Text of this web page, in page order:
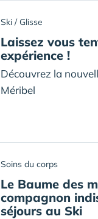
Ski / Glisse
Laissez vous
expérience !
Découvrez la
Méribel
Soins du corps
Le Baume des
compagnon
séjours au Ski